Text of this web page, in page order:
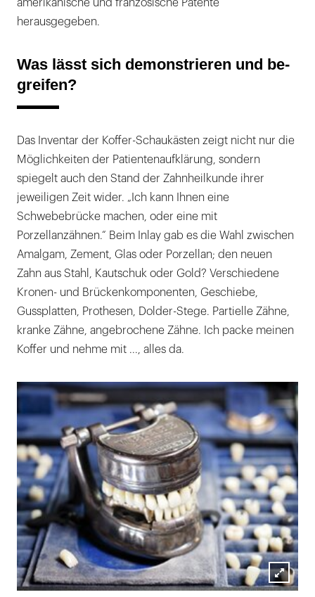
amerikanische und französische Patente
herausgegeben.
Was lässt sich demonstrieren und be-
greifen?
Das Inventar der Koffer-Schaukästen zeigt nicht nur die
Möglichkeiten der Patientenaufklärung, sondern
spiegelt auch den Stand der Zahnheilkunde ihrer
jeweiligen Zeit wider. „Ich kann Ihnen eine
Schwebebrücke machen, oder eine mit
Porzellanzähnen.“ Beim Inlay gab es die Wahl zwischen
Amalgam, Zement, Glas oder Porzellan; den neuen
Zahn aus Stahl, Kautschuk oder Gold? Verschiedene
Kronen- und Brückenkomponenten, Geschiebe,
Gussplatten, Prothesen, Dolder-Stege. Partielle Zähne,
kranke Zähne, angebrochene Zähne. Ich packe meinen
Koffer und nehme mit ..., alles da.